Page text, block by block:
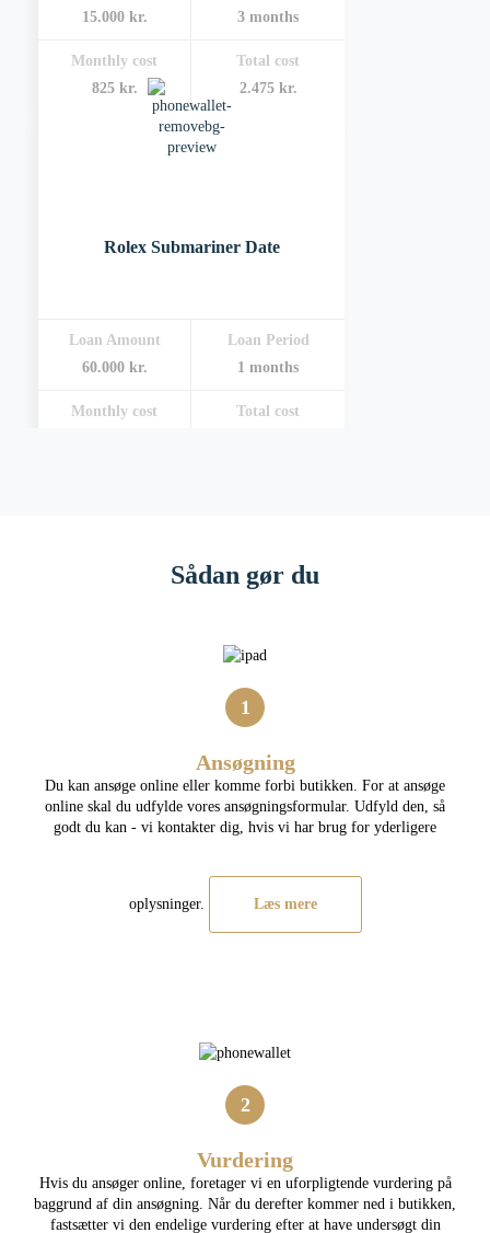
15.000 kr.
3 months
Monthly cost
825 kr.
Total cost
2.475 kr.
Rolex Submariner Date
Loan Amount
60.000 kr.
Loan Period
1 months
Monthly cost
Total cost
Sådan gør du
1
Ansøgning
Du kan ansøge online eller komme forbi butikken. For at ansøge
online skal du udfylde vores ansøgningsformular. Udfyld den, så
godt du kan - vi kontakter dig, hvis vi har brug for yderligere
oplysninger. Læs mere
2
Vurdering
Hvis du ansøger online, foretager vi en uforpligtende vurdering på
baggrund af din ansøgning. Når du derefter kommer ned i butikken,
fastsætter vi den endelige vurdering efter at have undersøgt din